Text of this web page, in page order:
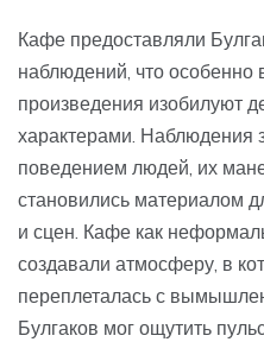
Кафе предоставляли
наблюдений, что особенно
произведения изобилуют
характерами. Наблюдения
поведением людей, их
становились материалом
и сцен. Кафе как
создавали атмосферу, в
переплеталась с
Булгаков мог ощутить